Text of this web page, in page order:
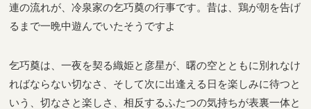
連の流れが、冷泉家の乞巧奠の行事です。昔は、鶏が朝を告げ
るまで一晩中遊んでいたそうですよ
乞巧奠は、一夜を契る織姫と彦星が、曙の空とともに別れなけ
ればならない切なさ、そして次に出逢える日を楽しみに待つと
いう、切なさと楽しさ、相反するふたつの気持ちが表裏一体と